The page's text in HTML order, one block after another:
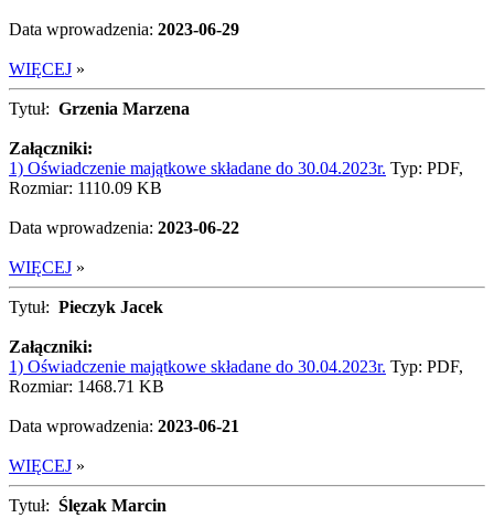
Data wprowadzenia: 2023-06-29
WIĘCEJ »
Tytuł: Grzenia Marzena
Załączniki:
1) Oświadczenie majątkowe składane do 30.04.2023r. Typ: PDF,
Rozmiar: 1110.09 KB
Data wprowadzenia: 2023-06-22
WIĘCEJ »
Tytuł: Pieczyk Jacek
Załączniki:
1) Oświadczenie majątkowe składane do 30.04.2023r. Typ: PDF,
Rozmiar: 1468.71 KB
Data wprowadzenia: 2023-06-21
WIĘCEJ »
Tytuł: Ślęzak Marcin